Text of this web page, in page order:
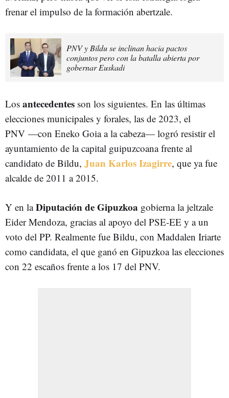
frenar el impulso de la formación abertzale.
PNV y Bildu se inclinan hacia pactos
conjuntos pero con la batalla abierta por
gobernar Euskadi
Los antecedentes son los siguientes. En las últimas
elecciones municipales y forales, las de 2023, el
PNV —con Eneko Goia a la cabeza— logró resistir el
ayuntamiento de la capital guipuzcoana frente al
candidato de Bildu, Juan Karlos Izagirre, que ya fue
alcalde de 2011 a 2015.
Y en laDiputación de Gipuzkoa gobierna la jeltzale
Eider Mendoza, gracias al apoyo del PSE-EE y a un
voto del PP. Realmente fue Bildu, con Maddalen Iriarte
como candidata, el que ganó en Gipuzkoa las elecciones
con 22 escaños frente a los 17 del PNV.